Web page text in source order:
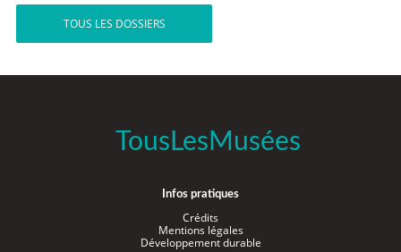
TOUS LES DOSSIERS
TousLesMusées
Infos pratiques
Crédits
Mentions légales
Développement durable